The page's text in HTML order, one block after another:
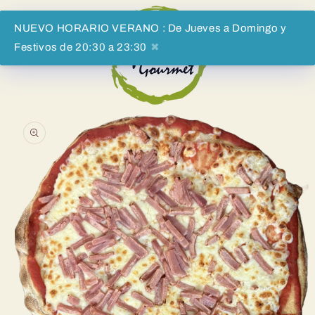
NUEVO HORARIO VERANO : De Jueves a Domingo y
Festivos de 20:30 a 23:30 ✖
ai contenuti
informazioni
sul prodotto